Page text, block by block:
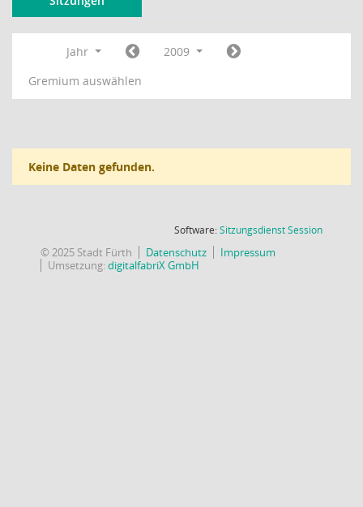
Jahr
2009
Gremium auswählen
Keine Daten gefunden.
Software:SitzungsdienstSession(Wird in
© 2025 Stadt Fürth Datenschutz
Impressum
Umsetzung:digitalfabriX GmbH